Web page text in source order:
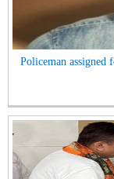
Policeman assigned